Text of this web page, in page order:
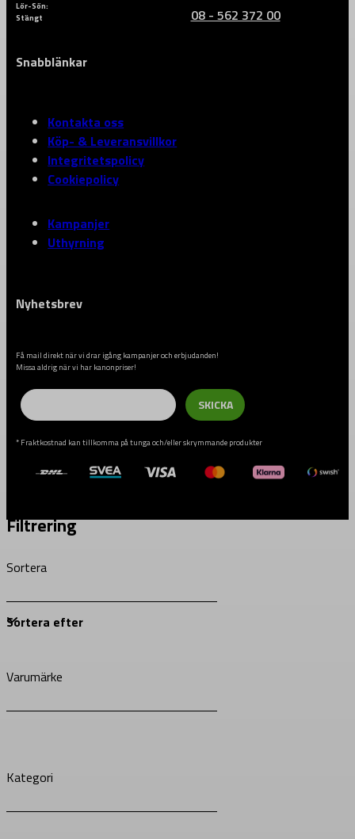
Lör-Sön:
Stängt
08 - 562 372 00
Snabblänkar
Kontakta oss
Köp- & Leveransvillkor
Integritetspolicy
Cookiepolicy
Kampanjer
Uthyrning
Nyhetsbrev
Få mail direkt när vi drar igång kampanjer och erbjudanden!
Missa aldrig när vi har kanonpriser!
Email
SKICKA
* Fraktkostnad kan tillkomma på tunga och/eller skrymmande produkter
Filtrering
Sortera
Varumärke
Kategori